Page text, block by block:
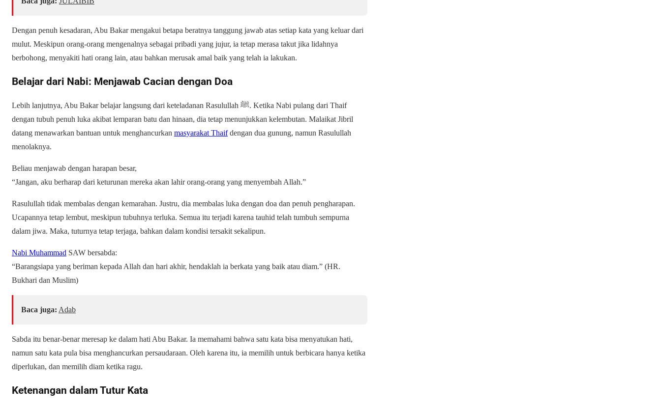
Dengan penuh kesadaran, Abu Bakar mengakui betapa beratnya tanggung jawab atas setiap kata yang keluar dari
mulut. Meskipun orang-orang mengenalnya sebagai pribadi yang jujur, ia tetap merasa takut jika lidahnya
berbohong, menyakiti hati orang lain, atau bahkan merusak amal baik yang telah ia lakukan.
Belajar dari Nabi: Menjawab Cacian dengan Doa
Lebih lanjutnya, Abu Bakar belajar langsung dari keteladanan Rasulullah ﷺ. Ketika Nabi pulang dari Thaif
dengan tubuh penuh luka akibat lemparan batu dan hinaan, dia tetap menunjukkan kelembutan. Malaikat Jibril
datang menawarkan bantuan untuk menghancurkan masyarakat Thaifdengan dua gunung, namun Rasulullah
menolaknya.
Beliau menjawab dengan harapan besar,
“Jangan, aku berharap dari keturunan mereka akan lahir orang-orang yang menyembah Allah.”
Rasulullah tidak membalas dengan kemarahan. Justru, dia membalas luka dengan doa dan penuh pengharapan.
Ucapannya tetap lembut, meskipun tubuhnya terluka. Semua itu terjadi karena tauhid telah tumbuh sempurna
dalam jiwa. Maka, tuturnya tetap terjaga, bahkan dalam kondisi tersakit sekalipun.
Nabi Muhammad SAW bersabda:
“Barangsiapa yang beriman kepada Allah dan hari akhir, hendaklah ia berkata yang baik atau diam.” (HR.
Bukhari dan Muslim)
Baca juga: Adab
Sabda itu benar-benar meresap ke dalam hati Abu Bakar. Ia memahami bahwa satu kata bisa menyatukan hati,
namun satu kata pula bisa menghancurkan persaudaraan. Oleh karena itu, ia memilih untuk berbicara hanya ketika
diperlukan, dan memilih diam ketika ragu.
Ketenangan dalam Tutur Kata